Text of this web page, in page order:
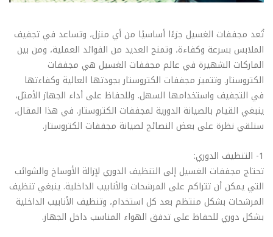
تُعد مجففات الغسيل جزءًا أساسيًا من أي منزل، وتساعد في تجفيف
الملابس بسرعة وكفاءة، وتمنح العديد من الفوائد العملية، ومن بين
الماركات الشهيرة في عالم مجففات الغسيل هي مجففات
الكتروستار. وتتميز مجففات الكتروستار بجودتها العالية وكفاءتها
في التجفيف واستخدامها السهل. وللحفاظ على أداء الجهاز الأمثل،
ينبغي القيام بالصيانة الدورية لمجففات الكتروستار. في هذا المقال،
سنلقي نظرة على بعض النصائح لصيانة مجففات الكتروستار.
1- التنظيف الدوري:
تحتاج مجففات الغسيل إلى التنظيف الدوري لإزالة الأوساخ والشوائب
التي يمكن أن تتراكم على المرشحات والأنابيب الداخلية. ينبغي تنظيف
المرشحات بشكل منتظم بعد كل استخدام، وتنظيف الأنابيب الداخلية
بشكل دوري للحفاظ على تدفق الهواء المناسب داخل الجهاز.